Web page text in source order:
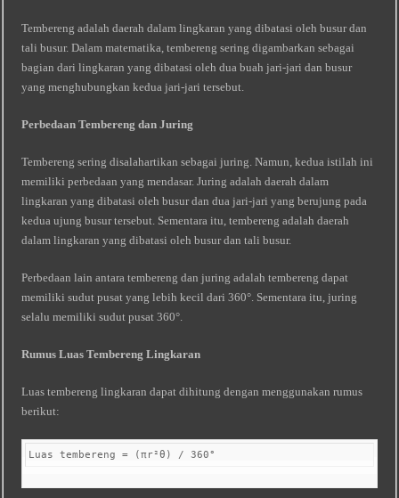
Tembereng adalah daerah dalam lingkaran yang dibatasi oleh busur dan
tali busur. Dalam matematika, tembereng sering digambarkan sebagai
bagian dari lingkaran yang dibatasi oleh dua buah jari-jari dan busur
yang menghubungkan kedua jari-jari tersebut.
Perbedaan Tembereng dan Juring
Tembereng sering disalahartikan sebagai juring. Namun, kedua istilah ini
memiliki perbedaan yang mendasar. Juring adalah daerah dalam
lingkaran yang dibatasi oleh busur dan dua jari-jari yang berujung pada
kedua ujung busur tersebut. Sementara itu, tembereng adalah daerah
dalam lingkaran yang dibatasi oleh busur dan tali busur.
Perbedaan lain antara tembereng dan juring adalah tembereng dapat
memiliki sudut pusat yang lebih kecil dari 360°. Sementara itu, juring
selalu memiliki sudut pusat 360°.
Rumus Luas Tembereng Lingkaran
Luas tembereng lingkaran dapat dihitung dengan menggunakan rumus
berikut:
Luas tembereng = (πr²θ) / 360°